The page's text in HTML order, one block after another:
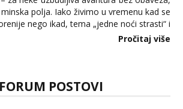
polja. Iako živimo u vremenu kad se
nego ikad, tema „jedne noći strasti“ i
rasprave. Što zapravo misle žene, a što
Pročitaj više
POSTOVI